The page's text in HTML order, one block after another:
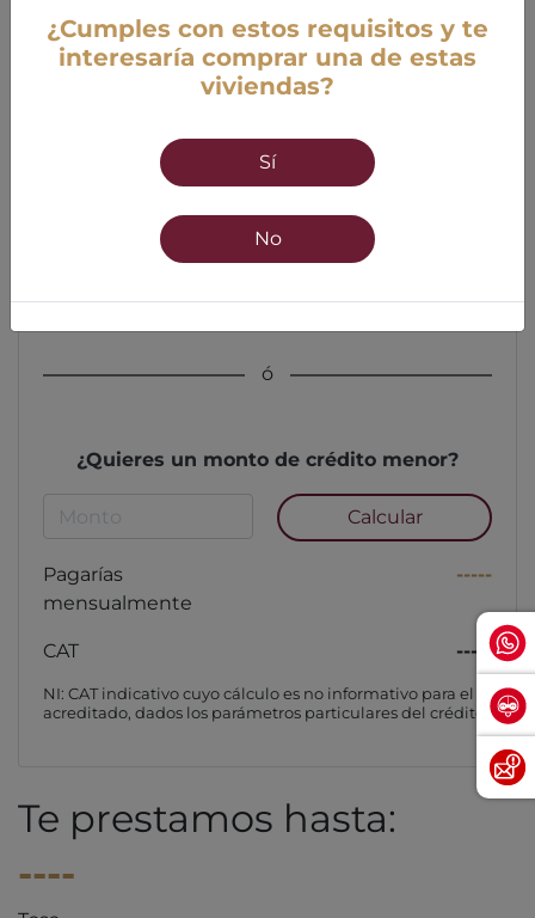
¿Cumples con estos requisitos y te
interesaría comprar una de estas
viviendas?
Sí
No
Edad
18 años mínimo 55 años máximo
ó
¿Quieres un monto de crédito menor?
Calcular
Pagarías
mensualmente
-----
CAT -----
NI: CAT indicativo cuyo cálculo es no informativo para el
acreditado, dados los parámetros particulares del crédito
Te prestamos hasta:
----